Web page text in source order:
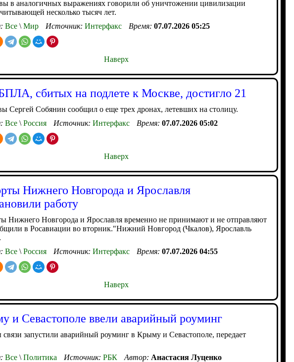
в аналогичных выражениях говорили об уничтожении цивилизации
несколько тысяч лет.
Все \ Мир Источник: Интерфакс Время: 07.07.2026 05:25
Наверх
сбитых на подлете к Москве, достигло 21
Сергей Собянин сообщил о еще трех дронах, летевших на столицу.
Все \ Россия Источник: Интерфакс Время: 07.07.2026 05:02
Наверх
Нижнего Новгорода и Ярославля
работу
Нижнего Новгорода и Ярославля временно не принимают и не отправляют
в Росавиации во вторник."Нижний Новгород (Чкалов), Ярославль
Все \ Россия Источник: Интерфакс Время: 07.07.2026 04:55
Наверх
и Севастополе ввели аварийный роуминг
запустили аварийный роуминг в Крыму и Севастополе, передает
Все \ Политика Источник: РБК Автор: Анастасия Луценко